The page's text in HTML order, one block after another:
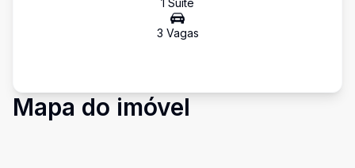
1 Suíte
3 Vagas
Mapa do imóvel